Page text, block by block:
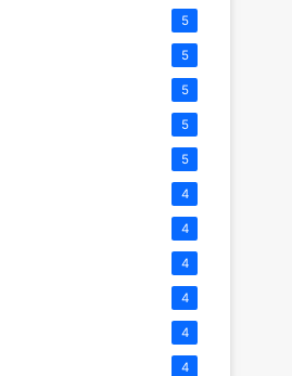
5
5
5
5
5
4
4
4
4
4
4